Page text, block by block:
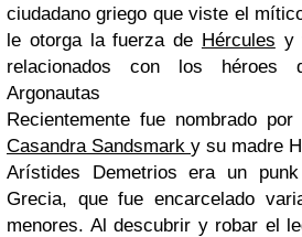
ciudadano griego que viste el
le otorga la fuerza de Hércules y
relacionados con los héroes
Argonautas
Recientemente fue nombrado
Casandra Sandsmark y su madre
Arístides Demetrios era un
Grecia, que fue encarcelado
menores. Al descubrir y robar el